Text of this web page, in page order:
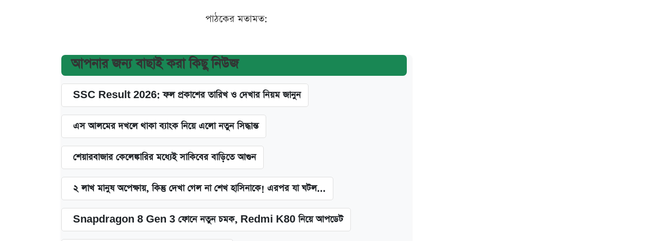
পাঠকের মতামত:
আপনার জন্য বাছাই করা কিছু নিউজ
SSC Result 2026: ফল প্রকাশের তারিখ ও দেখার নিয়ম জানুন
এস আলমের দখলে থাকা ব্যাংক নিয়ে এলো নতুন সিদ্ধান্ত
শেয়ারবাজার কেলেঙ্কারির মধ্যেই সাকিবের বাড়িতে আগুন
২ লাখ মানুষ অপেক্ষায়, কিন্তু দেখা গেল না শেখ হাসিনাকে! এরপর যা ঘটল...
Snapdragon 8 Gen 3 ফোনে নতুন চমক, Redmi K80 নিয়ে আপডেট